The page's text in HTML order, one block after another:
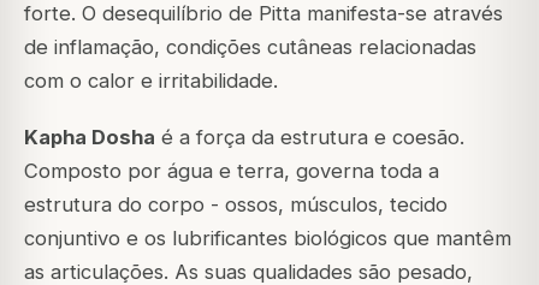
forte. O desequilíbrio de Pitta manifesta-se através
de inflamação, condições cutâneas relacionadas
com o calor e irritabilidade.
Kapha Dosha é a força da estrutura e coesão.
Composto por água e terra, governa toda a
estrutura do corpo - ossos, músculos, tecido
conjuntivo e os lubrificantes biológicos que mantêm
as articulações. As suas qualidades são pesado,